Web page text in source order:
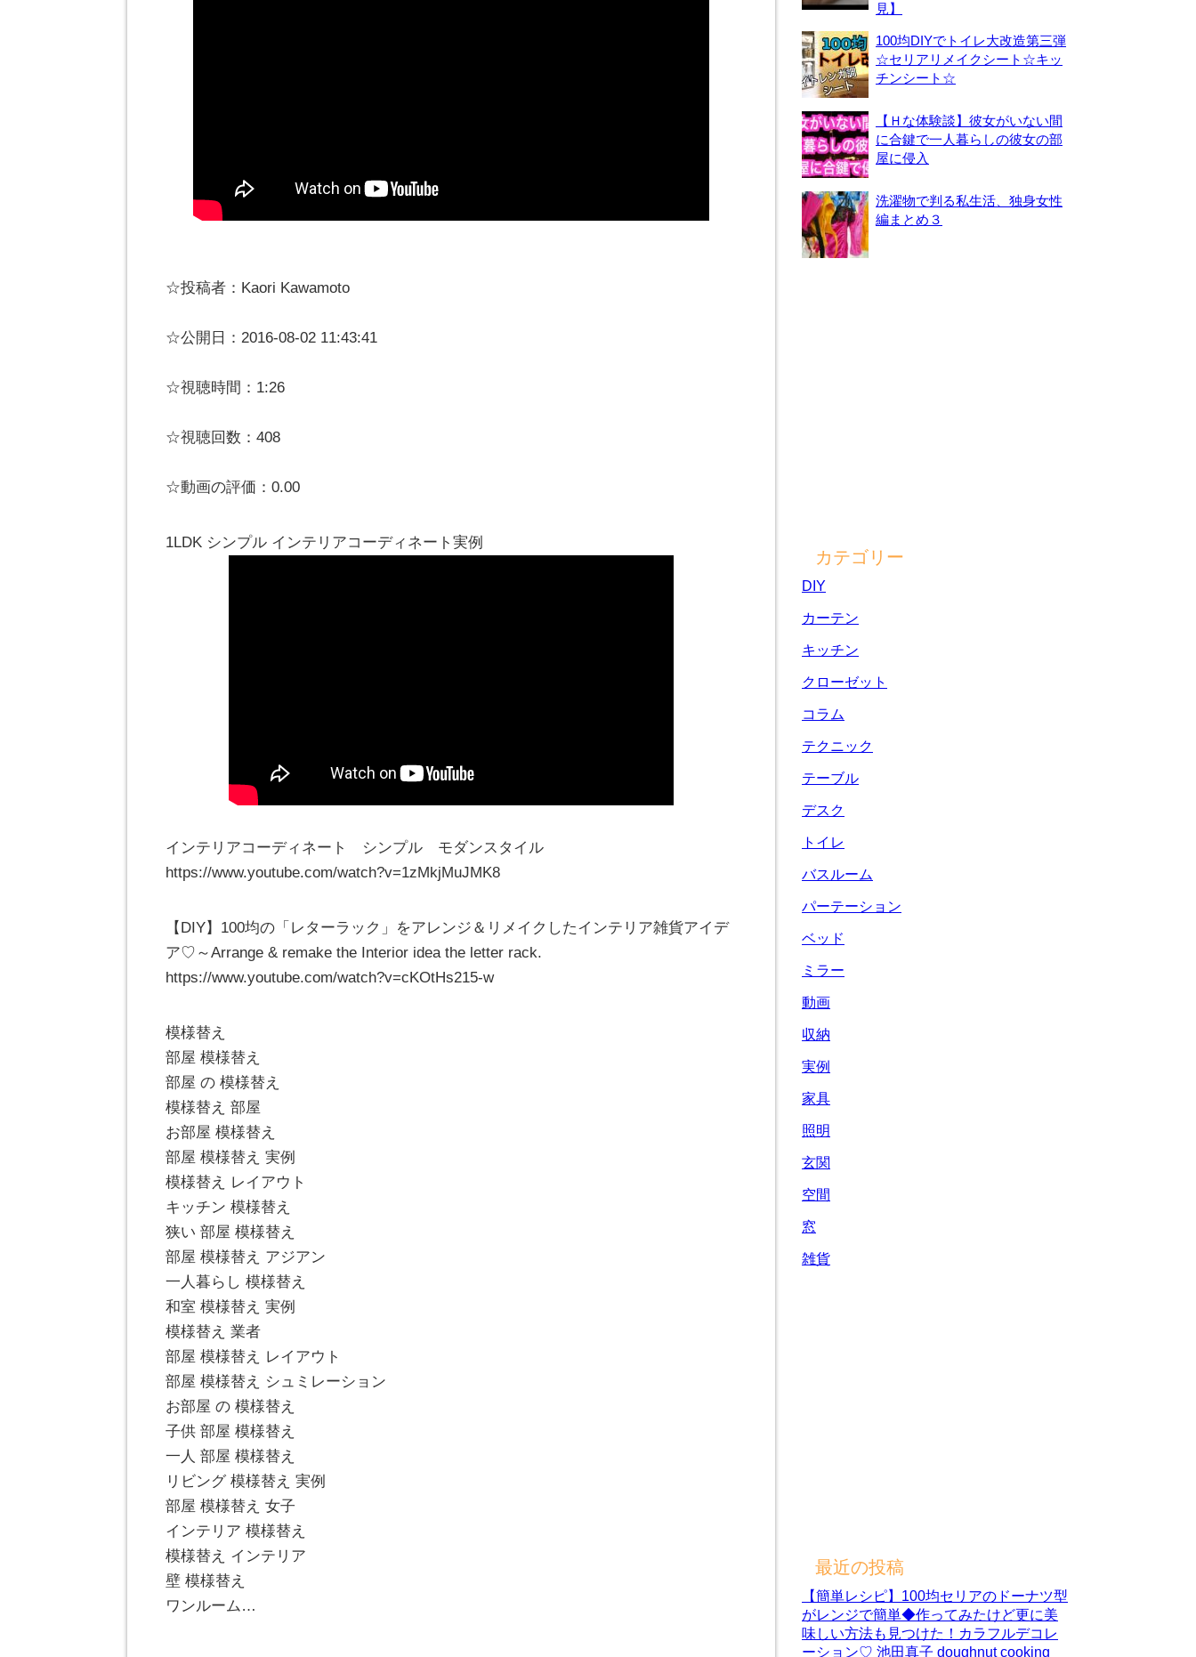
☆投稿者：Kaori Kawamoto
☆公開日：2016-08-02 11:43:41
☆視聴時間：1:26
☆視聴回数：408
☆動画の評価：0.00
1LDK シンプル インテリアコーディネート実例
インテリアコーディネート シンプル モダンスタイル
https://www.youtube.com/watch?v=1zMkjMuJMK8
【DIY】100均の「レターラック」をアレンジ＆リメイクしたインテリア雑貨アイデ
ア♡～Arrange & remake the Interior idea the letter rack.
https://www.youtube.com/watch?v=cKOtHs215-w
模様替え
部屋 模様替え
部屋 の 模様替え
模様替え 部屋
お部屋 模様替え
部屋 模様替え 実例
模様替え レイアウト
キッチン 模様替え
狭い 部屋 模様替え
部屋 模様替え アジアン
一人暮らし 模様替え
和室 模様替え 実例
模様替え 業者
部屋 模様替え レイアウト
部屋 模様替え シュミレーション
お部屋 の 模様替え
子供 部屋 模様替え
一人 部屋 模様替え
リビング 模様替え 実例
部屋 模様替え 女子
インテリア 模様替え
模様替え インテリア
壁 模様替え
ワンルーム…
見】
100均DIYでトイレ大改造第三弾
☆セリアリメイクシート☆キッ
チンシート☆
【Ｈな体験談】彼女がいない間
に合鍵で一人暮らしの彼女の部
屋に侵入
洗濯物で判る私生活、独身女性
編まとめ３
カテゴリー
DIY
カーテン
キッチン
クローゼット
コラム
テクニック
テーブル
デスク
トイレ
バスルーム
パーテーション
ベッド
ミラー
動画
収納
実例
家具
照明
玄関
空間
窓
雑貨
最近の投稿
【簡単レシピ】100均セリアのドーナツ型
がレンジで簡単◆作ってみたけど更に美
味しい方法も見つけた！カラフルデコレ
ーション♡ 池田真子 doughnut cooking